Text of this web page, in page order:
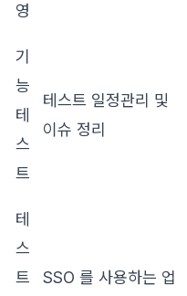
영
기
능
테
스
트
테스트 일정관리 및
이슈 정리
테
스
트
SSO 를 사용하는 업